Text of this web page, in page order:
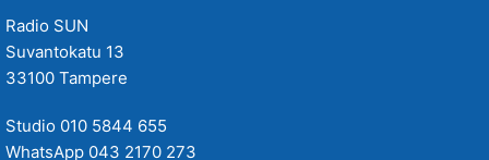
Radio SUN
Suvantokatu 13
33100 Tampere
Studio 010 5844 655
WhatsApp 043 2170 273